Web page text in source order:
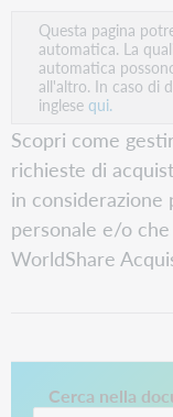
Questa pagina
automatica. La
automatica
all'altro. In caso di
inglesequi.
Scopri come
richieste di
in considerazione
personale e/o
WorldShare
Cerca nella
Questo